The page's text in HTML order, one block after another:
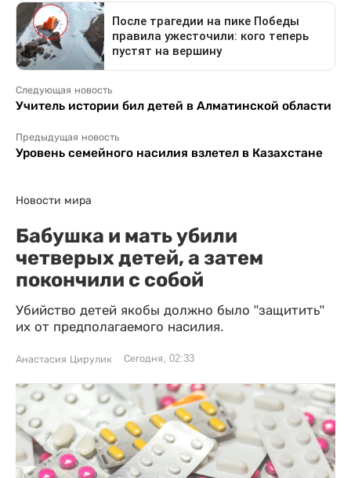
Следующая новость
Учитель истории бил детей в Алматинской области
Предыдущая новость
Уровень семейного насилия взлетел в Казахстане
Новости мира
Бабушка и мать убили
четверых детей, а затем
покончили с собой
Убийство детей якобы должно было "защитить"
их от предполагаемого насилия.
Анастасия Цирулик Сегодня, 02:33